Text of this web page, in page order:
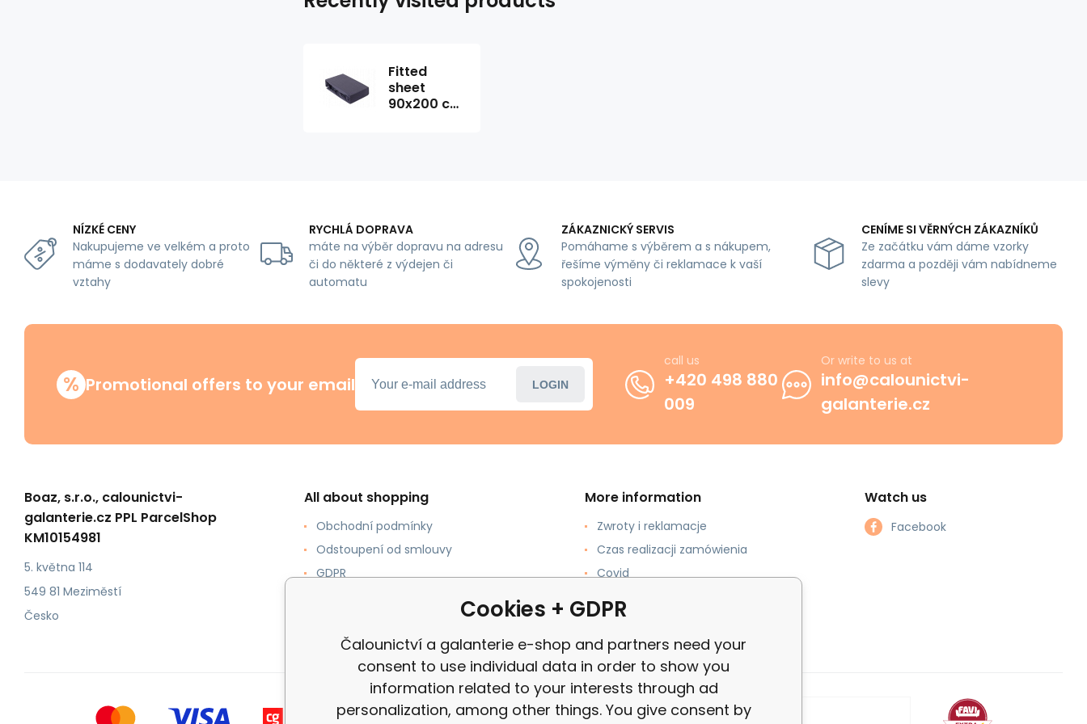
Fitted
sheet
90x200 cm
NÍZKÉ CENY
Nakupujeme ve velkém a proto
máme s dodavately dobré
vztahy
RYCHLÁ DOPRAVA
máte na výběr dopravu na adresu
či do některé z výdejen či
automatu
ZÁKAZNICKÝ SERVIS
Pomáhame s výběrem a s nákupem,
řešíme výměny či reklamace k vaší
spokojenosti
CENÍME SI VĚRNÝCH ZÁKAZNÍKŮ
Ze začátku vám dáme vzorky
zdarma a později vám nabídneme
slevy
% Promotional offers to your email LOGIN
call us
+420 498 880
009
Or write to us at
info@calounictvi-
galanterie.cz
Boaz, s.r.o., calounictvi-
galanterie.cz PPL ParcelShop
KM10154981
5. května 114
549 81 Meziměstí
Česko
All about shopping
Obchodní podmínky
Odstoupení od smlouvy
GDPR
More information
Zwroty i reklamacje
Czas realizacji zamówienia
Covid
Watch us
Facebook
Cookies + GDPR
Čalounictví a galanterie e-shop and partners need your
consent to use individual data in order to show you
information related to your interests through ad
personalization, among other things. You give consent by